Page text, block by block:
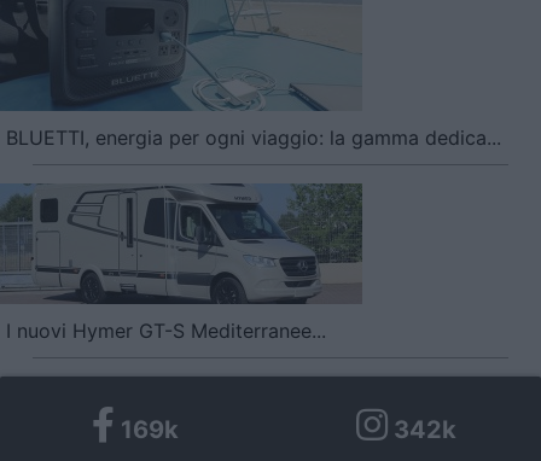
BLUETTI, energia per ogni viaggio: la gamma dedica...
I nuovi Hymer GT-S Mediterranee...
169k 342k